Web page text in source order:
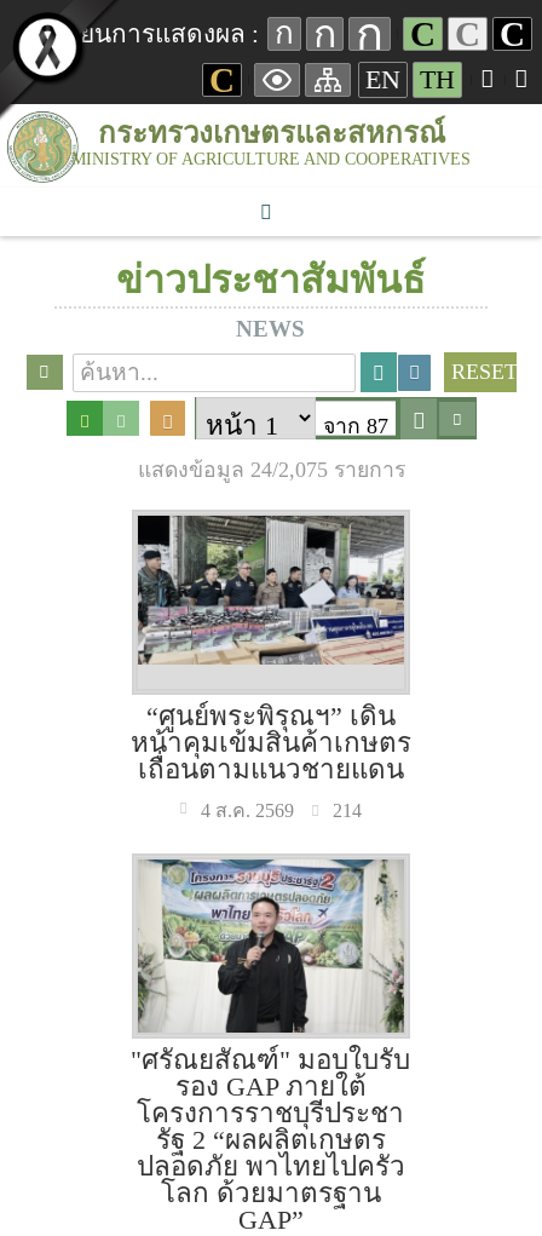
เปลี่ยนการแสดงผล : ก ก ก C C C
C
EN TH
กระทรวงเกษตรและสหกรณ์
MINISTRY OF AGRICULTURE AND COOPERATIVES
ข่าวประชาสัมพันธ์
NEWS
RESET
จาก 87
แสดงข้อมูล 24/2,075 รายการ
“ศูนย์พระพิรุณฯ” เดิน
หน้าคุมเข้มสินค้าเกษตร
เถื่อนตามแนวชายแดน
4 ส.ค. 2569 214
"ศรัณยสัณฑ์" มอบใบรับ
รอง GAP ภายใต้
โครงการราชบุรีประชา
รัฐ 2 “ผลผลิตเกษตร
ปลอดภัย พาไทยไปครัว
โลก ด้วยมาตรฐาน
GAP”